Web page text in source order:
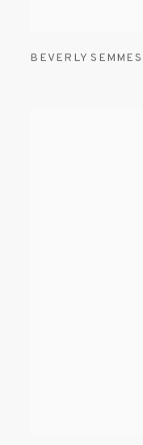
BEVERLY SEMMES